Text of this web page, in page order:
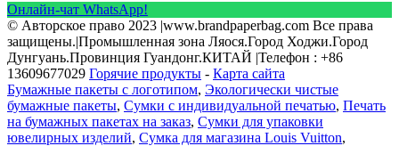
Онлайн-чат WhatsApp!
© Авторское право 2023 |www.brandpaperbag.com Все права
защищены.|Промышленная зона Ляося.Город Ходжи.Город
Дунгуань.Провинция Гуандонг.КИТАЙ |Телефон : +86
13609677029 Горячие продукты - Карта сайта
Бумажные пакеты с логотипом, Экологически чистые
бумажные пакеты, Сумки с индивидуальной печатью, Печать
на бумажных пакетах на заказ, Сумки для упаковки
ювелирных изделий, Сумка для магазина Louis Vuitton,